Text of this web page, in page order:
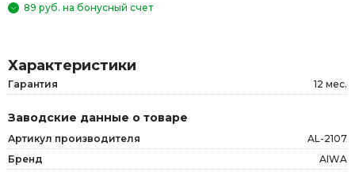
89 руб. на бонусный счет
Характеристики
Гарантия 12 мес.
Заводские данные о товаре
Артикул производителя
AL-2107
Бренд
AIWA